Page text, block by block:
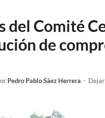
del Comité
de
Pedro Pablo Sáez Herrera -